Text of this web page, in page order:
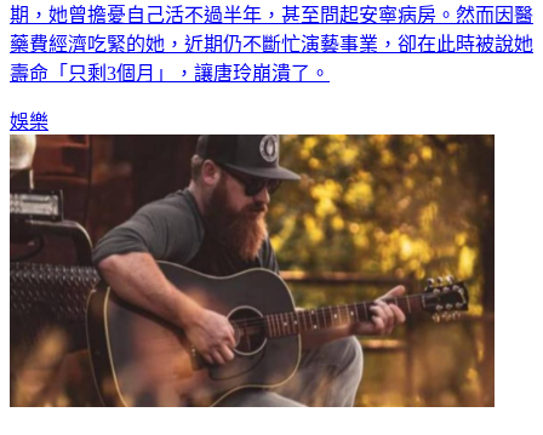
期，她曾擔憂自己活不過半年，甚至問起安寧病房。然而因醫
藥費經濟吃緊的她，近期仍不斷忙演藝事業，卻在此時被說她
壽命「只剩3個月」，讓唐玲崩潰了。
娛樂